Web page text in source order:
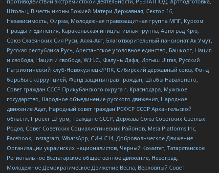
Штольц, В честь иконы Божией Матери Державная, Сектор 16,
Независимость, Фирма, Молодежная правозащитная группа МПГ, Курсом
Правды и Единения, Каракольская инициативная группа, Автоград Крю,
Союз Славянских Сил Руси, Алля-Аят, Благотворительный пансионат Ак Умут,
Русская республика Русь, Арестантское уголовное единство, Башкорт, Нация
и свобода, Нация и свобода, W.H.С., Фалунь Дафа, Иртыш Ultras, Русский
Патриотический клуб-Новокузнецк/РПК, Сибирский державный союз, Фонд
борьбы с коррупцией, Фонд защиты прав граждан, Штабы Навального,
Совет граждан СССР Прикубанского округа г. Краснодара, Мужское
государство, Народное объединение русского движения, Народное
движение Адат, Народный совет граждан РСФСР СССР Архангельской
области, Проект Штурм, Граждане СССР, Держава Союз Советских Светлых
Родов, Совет Советских Социалистических Районов, Meta Platforms Inc,
Facebook, Instagram, WhatsApp, СИЧ-С14, Добровольческое Движение
Организации украинских националистов, Черный Комитет, Татарстанское
Региональное Всетатарское общественное движение, Невоград,
Молодежное Демократическое Движение Весна, Верховный Совет